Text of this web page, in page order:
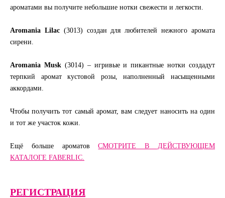
ароматами вы получите небольшие нотки свежести и легкости.
Aromania Lilac (3013) создан для любителей нежного аромата
сирени.
Aromania Musk(3014) – игривые и пикантные нотки создадут
терпкий аромат кустовой розы, наполненный насыщенными
аккордами.
Чтобы получить тот самый аромат, вам следует наносить на один
и тот же участок кожи.
Ещё больше ароматовСМОТРИТЕ В ДЕЙСТВУЮЩЕМ
КАТАЛОГЕ FABERLIC.
РЕГИСТРАЦИЯ